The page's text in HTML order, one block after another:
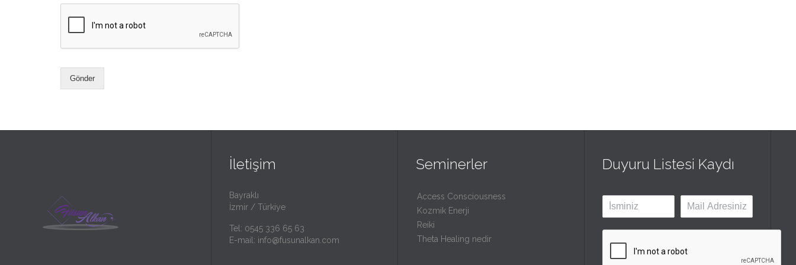
Gönder
İletişim
Bayraklı
İzmir / Türkiye
Tel: 0545 336 65 63
E-mail: info@fusunalkan.com
Seminerler
Access Consciousness
Kozmik Enerji
Reiki
Theta Healing nedir
Duyuru Listesi Kaydı